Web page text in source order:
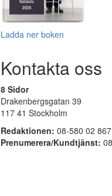
Ladda ner boken
Kontakta oss
8 Sidor
Drakenbergsgatan 39
117 41 Stockholm
Redaktionen: 08-580 02 867
Prenumerera/Kundtjänst: